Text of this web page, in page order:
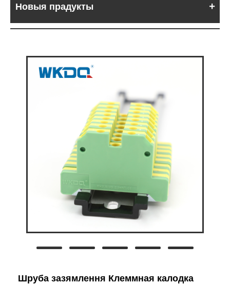
Новыя прадукты
Шруба зазямлення Клеммная калодка